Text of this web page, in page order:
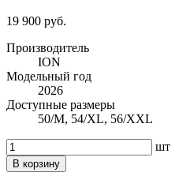
19 900 руб.
Производитель
ION
Модельный год
2026
Доступные размеры
50/M, 54/XL, 56/XXL
шт
В корзину